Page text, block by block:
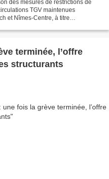
des mesures de restrictions de
TGV maintenues
et Nîmes-Centre, à titre
terminée, l’offre
structurants